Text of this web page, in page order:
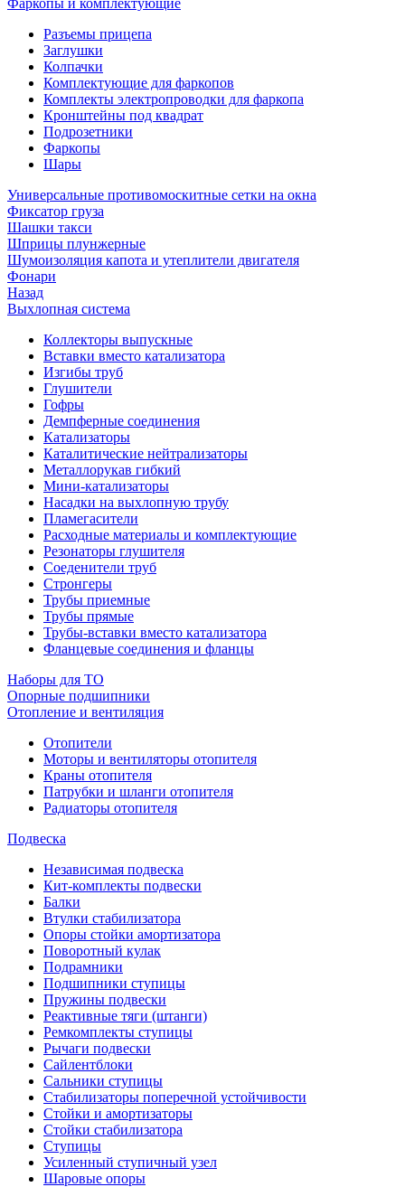
Фаркопы и комплектующие
Разъемы прицепа
Заглушки
Колпачки
Комплектующие для фаркопов
Комплекты электропроводки для фаркопа
Кронштейны под квадрат
Подрозетники
Фаркопы
Шары
Универсальные противомоскитные сетки на окна
Фиксатор груза
Шашки такси
Шприцы плунжерные
Шумоизоляция капота и утеплители двигателя
Фонари
Назад
Выхлопная система
Коллекторы выпускные
Вставки вместо катализатора
Изгибы труб
Глушители
Гофры
Демпферные соединения
Катализаторы
Каталитические нейтрализаторы
Металлорукав гибкий
Мини-катализаторы
Насадки на выхлопную трубу
Пламегасители
Расходные материалы и комплектующие
Резонаторы глушителя
Соеденители труб
Стронгеры
Трубы приемные
Трубы прямые
Трубы-вставки вместо катализатора
Фланцевые соединения и фланцы
Наборы для ТО
Опорные подшипники
Отопление и вентиляция
Отопители
Моторы и вентиляторы отопителя
Краны отопителя
Патрубки и шланги отопителя
Радиаторы отопителя
Подвеска
Независимая подвеска
Кит-комплекты подвески
Балки
Втулки стабилизатора
Опоры стойки амортизатора
Поворотный кулак
Подрамники
Подшипники ступицы
Пружины подвески
Реактивные тяги (штанги)
Ремкомплекты ступицы
Рычаги подвески
Сайлентблоки
Сальники ступицы
Стабилизаторы поперечной устойчивости
Стойки и амортизаторы
Стойки стабилизатора
Ступицы
Усиленный ступичный узел
Шаровые опоры